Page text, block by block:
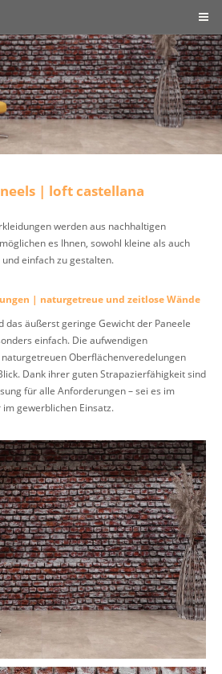
| loft castellana
werden aus nachhaltigen
es Ihnen, sowohl kleine als auch
einfach zu gestalten.
| naturgetreue und zeitlose Wände
das äußerst geringe Gewicht der Paneele
einfach. Die aufwendigen
Oberflächenveredelungen
Dank ihrer guten Strapazierfähigkeit sind
für alle Anforderungen – sei es im
gewerblichen Einsatz.